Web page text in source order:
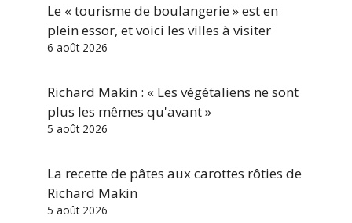
Le « tourisme de boulangerie » est en
plein essor, et voici les villes à visiter
6 août 2026
Richard Makin : « Les végétaliens ne sont
plus les mêmes qu'avant »
5 août 2026
La recette de pâtes aux carottes rôties de
Richard Makin
5 août 2026